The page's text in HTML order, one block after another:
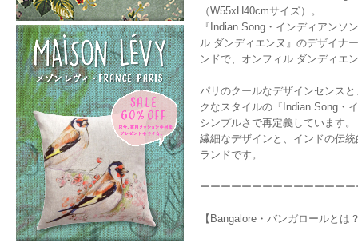
（W55xH40cmサイズ）。
『Indian Song・インディアン
ル ダンディエンヌ』のデザイナ
ンドで、オンフィル ダンディエ
パリのクールなデザインセンス
クなスタイルの『Indian Song・
シンプルさで再定義しています
繊細なデザインと、インドの伝
ランドです。
ーーーーーーーーーーーーーー
【Bangalore・バンガロールと